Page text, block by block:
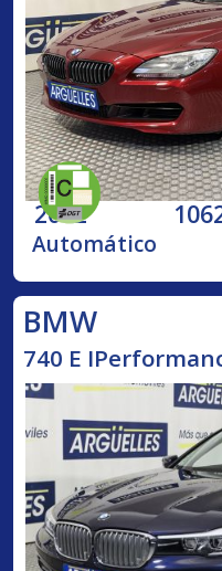
2012
Automático
BMW
740 E